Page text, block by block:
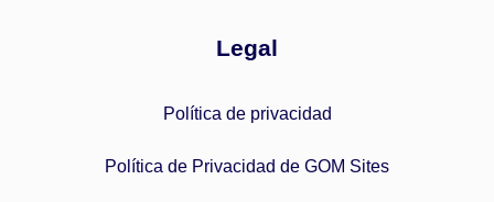
Legal
Política de privacidad
Política de Privacidad de GOM Sites